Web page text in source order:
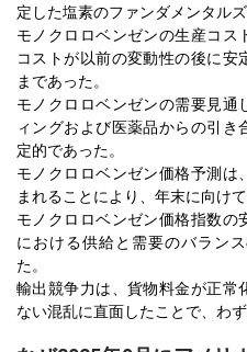
定した塩素のファンダメンタル
モノクロロベンゼンの生産コス
コストが以前の変動性の後に安
まであった。
モノクロロベンゼンの需要見通
ィングおよび医薬品からの引
定的であった。
モノクロロベンゼン価格予測は
まれることにより、年末に向け
モノクロロベンゼン価格指数の
における供給と需要のバラン
た。
輸出競争力は、貨物料金が正常
ない混乱に直面したことで、わず